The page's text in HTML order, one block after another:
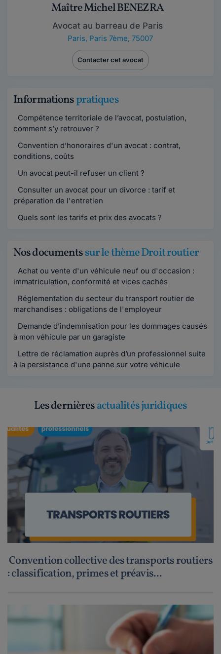
Maître Michel BENEZRA
Avocat au barreau de Paris
Paris, Paris 7ème, 75007
Contacter cet avocat
Informationspratiques
Compétence territoriale de l’avocat, postulation,
comment s’y retrouver ?
Convention d’honoraires d'un avocat : contrat,
conditions, coûts
Un avocat peut-il refuser un client ?
Consulter un avocat pour un divorce : tarif et
préparation de l'entretien
Quels sont les tarifs et prix des avocats ?
Nos documentssur le thème Droit routier
Achat ou vente d'un véhicule neuf ou d'occasion :
immatriculation, conformité et vices cachés
Réglementation du secteur du transport routier de
marchandises : obligations de l'employeur
Demande d’indemnisation pour les dommages causés
à mon véhicule par un garagiste
Lettre de réclamation auprès d’un professionnel suite
à la persistance d'une panne sur votre véhicule
Les dernièresactualités juridiques
Convention collective des transports routiers
: classification, primes et préavis...